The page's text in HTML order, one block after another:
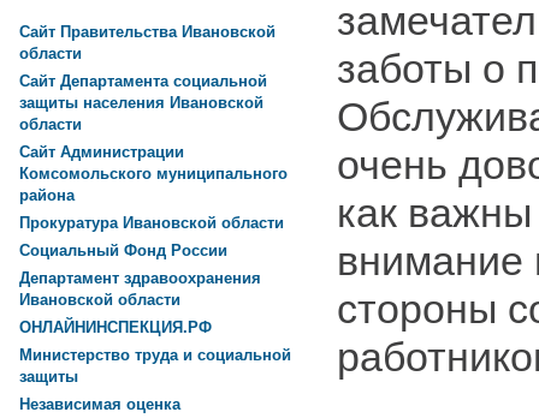
заботы о
очень
как
внимание
стороны
Сайт Правительства Ивановской
области
Сайт Департамента социальной
защиты населения Ивановской
области
Сайт Администрации
Комсомольского муниципального
района
Прокуратура Ивановской области
Социальный Фонд России
Департамент здравоохранения
Ивановской области
ОНЛАЙНИНСПЕКЦИЯ.РФ
Министерство труда и социальной
защиты
Независимая оценка